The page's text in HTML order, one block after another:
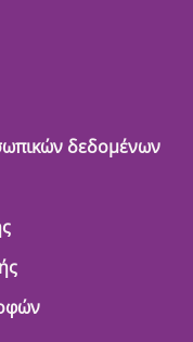
δεδομένων